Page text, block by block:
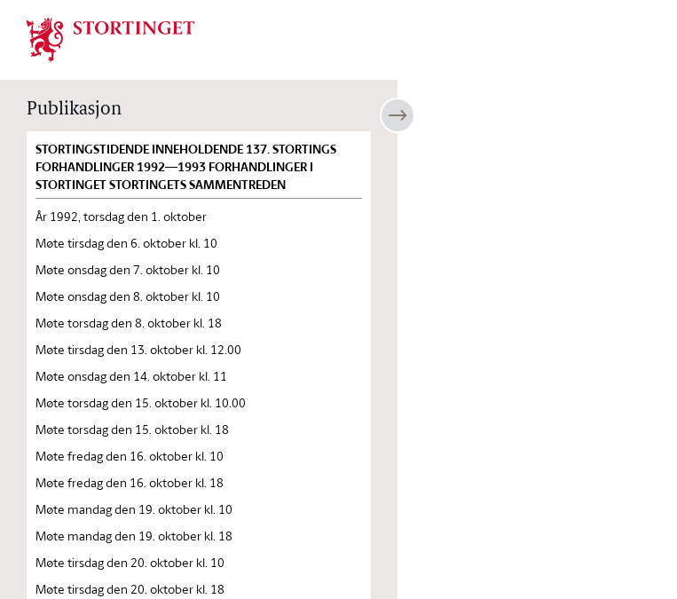
Stortinget.no
Publikasjon
STORTINGSTIDENDE INNEHOLDENDE 137. STORTINGS
FORHANDLINGER 1992—1993 FORHANDLINGER I
STORTINGET STORTINGETS SAMMENTREDEN
År 1992, torsdag den 1. oktober
Møte tirsdag den 6. oktober kl. 10
Møte onsdag den 7. oktober kl. 10
Møte onsdag den 8. oktober kl. 10
Møte torsdag den 8. oktober kl. 18
Møte tirsdag den 13. oktober kl. 12.00
Møte onsdag den 14. oktober kl. 11
Møte torsdag den 15. oktober kl. 10.00
Møte torsdag den 15. oktober kl. 18
Møte fredag den 16. oktober kl. 10
Møte fredag den 16. oktober kl. 18
Møte mandag den 19. oktober kl. 10
Møte mandag den 19. oktober kl. 18
Møte tirsdag den 20. oktober kl. 10
Møte tirsdag den 20. oktober kl. 18